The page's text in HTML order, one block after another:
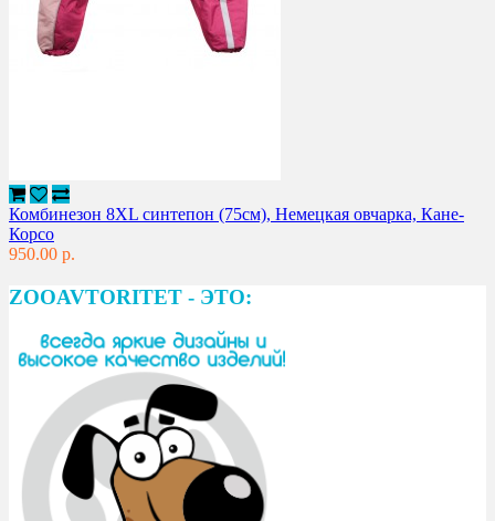
Комбинезон 8XL синтепон (75см), Немецкая овчарка, Кане-
Корсо
950.00 р.
ZOOAVTORITET - ЭТО: